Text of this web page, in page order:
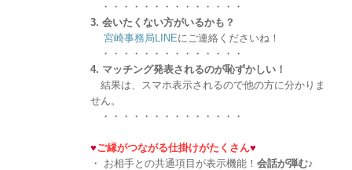
・・・・・・・・・・・・・・
3. 会いたくない方がいるかも？
宮崎事務局LINEにご連絡くださいね！
・・・・・・・・・・・・・・
4. マッチング発表されるのが恥ずかしい！
結果は、スマホ表示されるので他の方に分かりま
せん。
・・・・・・・・・・・・・・
♥ご縁がつながる仕掛けがたくさん♥
・ お相手との共通項目が表示機能！ 会話が弾む♪